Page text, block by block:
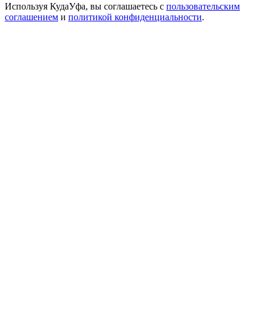
Используя КудаУфа, вы соглашаетесь с пользовательским
соглашением и политикой конфиденциальности.